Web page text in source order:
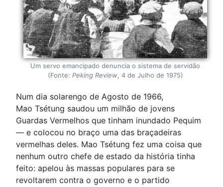
Um servo emancipado denuncia o sistema de servidão
(Fonte: Peking Review, 4 de Julho de 1975)
Num dia solarengo de Agosto de 1966,
Mao Tsétung saudou um milhão de jovens
Guardas Vermelhos que tinham inundado Pequim
— e colocou no braço uma das braçadeiras
vermelhas deles. Mao Tsétung fez uma coisa que
nenhum outro chefe de estado da história tinha
feito: apelou às massas populares para se
revoltarem contra o governo e o partido